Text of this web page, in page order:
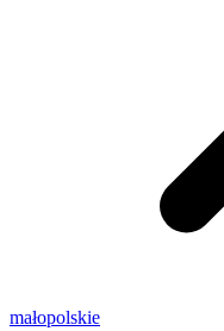
małopolskie